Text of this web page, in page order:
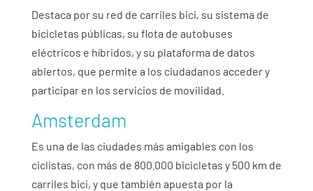
Destaca por su red de carriles bici, su sistema de
bicicletas públicas, su flota de autobuses
eléctricos e híbridos, y su plataforma de datos
abiertos, que permite a los ciudadanos acceder y
participar en los servicios de movilidad.
Amsterdam
Es una de las ciudades más amigables con los
ciclistas, con más de 800.000 bicicletas y 500 km de
carriles bici, y que también apuesta por la